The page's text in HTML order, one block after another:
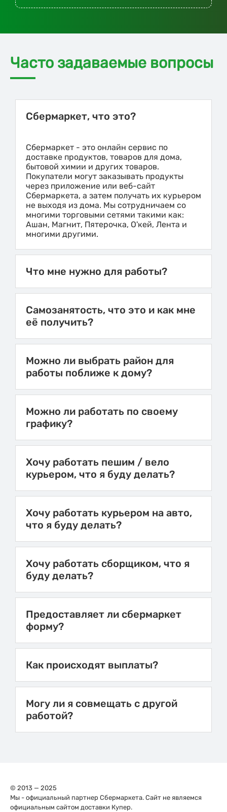
Часто задаваемые вопросы
Сбермаркет, что это?
Сбермаркет - это онлайн сервис по
доставке продуктов, товаров для дома,
бытовой химии и других товаров.
Покупатели могут заказывать продукты
через приложение или веб-сайт
Сбермаркета, а затем получать их курьером
не выходя из дома. Мы сотрудничаем со
многими торговыми сетями такими как:
Ашан, Магнит, Пятерочка, О'кей, Лента и
многими другими.
Что мне нужно для работы?
Самозанятость, что это и как мне
её получить?
Можно ли выбрать район для
работы поближе к дому?
Можно ли работать по своему
графику?
Хочу работать пешим / вело
курьером, что я буду делать?
Хочу работать курьером на авто,
что я буду делать?
Хочу работать сборщиком, что я
буду делать?
Предоставляет ли сбермаркет
форму?
Как происходят выплаты?
Могу ли я совмещать с другой
работой?
© 2013 — 2025
Мы - официальный партнер Сбермаркета. Сайт не являемся
официальным сайтом доставки Купер.